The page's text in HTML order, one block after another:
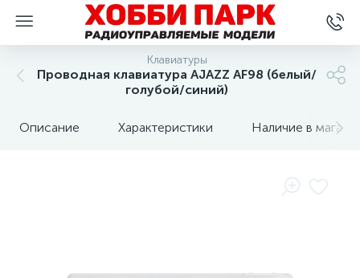
Клавиатуры
Проводная клавиатура AJAZZ AF98 (белый/
голубой/синий)
Описание Характеристики Наличие в